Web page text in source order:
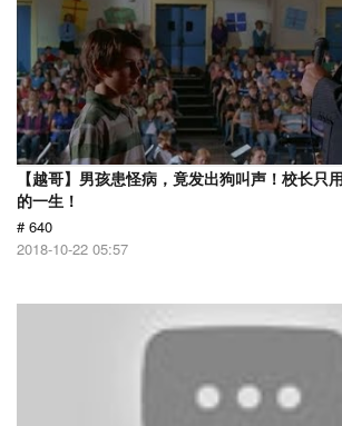
【越哥】男孩患怪病，竟发出狗叫声！校长只
的一生！
# 640
2018-10-22 05:57